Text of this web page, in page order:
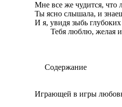
Мне все же чудится, что
Ты ясно слышала, и
И я, увидя зыбь глубоких
Тебя люблю, желая
     Содержание
Играющей в игры